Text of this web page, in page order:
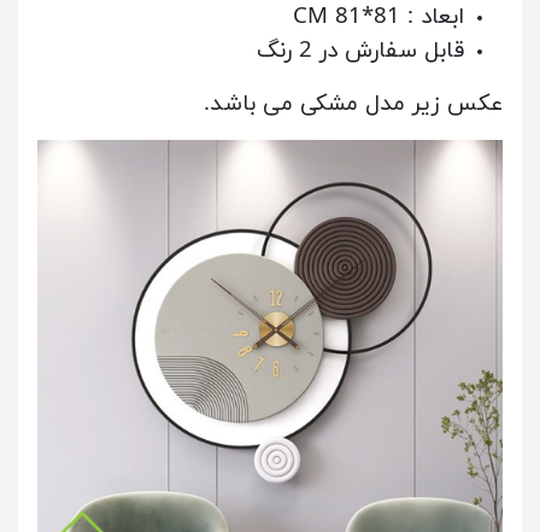
ابعاد : 81*81 CM
قابل سفارش در 2 رنگ
عکس زیر مدل مشکی می باشد.